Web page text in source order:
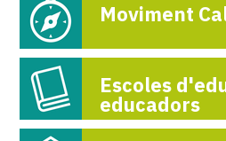
Moviment
Escoles
educadors